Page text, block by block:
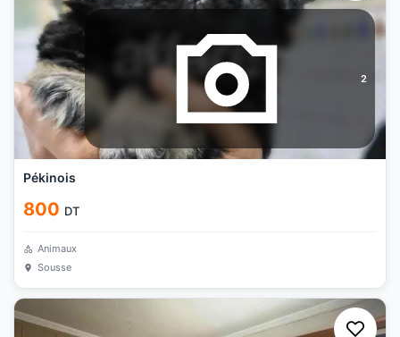
2
Pékinois
800 DT
Animaux
Sousse